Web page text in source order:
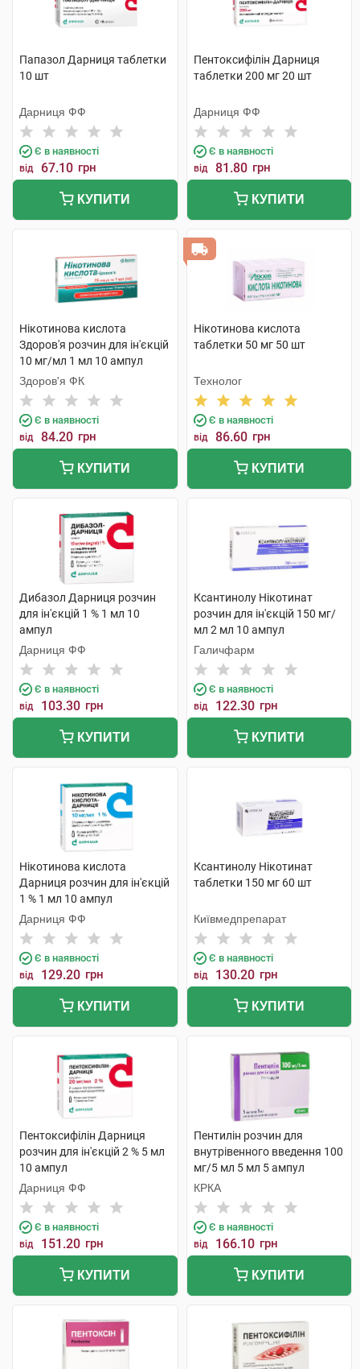
Папазол Дарниця таблетки
10 шт
Дарниця ФФ
Є в наявності
від 67.10 грн
КУПИТИ
Пентоксифілін Дарниця
таблетки 200 мг 20 шт
Дарниця ФФ
Є в наявності
від 81.80 грн
КУПИТИ
Нікотинова кислота
Здоров'я розчин для ін'єкцій
10 мг/мл 1 мл 10 ампул
Здоров'я ФК
Є в наявності
від 84.20 грн
КУПИТИ
Нікотинова кислота
таблетки 50 мг 50 шт
Технолог
Є в наявності
від 86.60 грн
КУПИТИ
Дибазол Дарниця розчин
для ін'єкцій 1 % 1 мл 10
ампул
Дарниця ФФ
Є в наявності
від 103.30 грн
КУПИТИ
Ксантинолу Нікотинат
розчин для ін'єкцій 150 мг/
мл 2 мл 10 ампул
Галичфарм
Є в наявності
від 122.30 грн
КУПИТИ
Нікотинова кислота
Дарниця розчин для ін'єкцій
1 % 1 мл 10 ампул
Дарниця ФФ
Є в наявності
від 129.20 грн
КУПИТИ
Ксантинолу Нікотинат
таблетки 150 мг 60 шт
Київмедпрепарат
Є в наявності
від 130.20 грн
КУПИТИ
Пентоксифілін Дарниця
розчин для ін'єкцій 2 % 5 мл
10 ампул
Дарниця ФФ
Є в наявності
від 151.20 грн
КУПИТИ
Пентилін розчин для
внутрівенного введення 100
мг/5 мл 5 мл 5 ампул
КРКА
Є в наявності
від 166.10 грн
КУПИТИ